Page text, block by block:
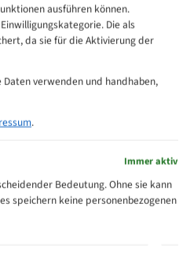
ausführen können.
Die als
da sie für die Aktivierung der
verwenden und handhaben,
.
Immer aktiv
Bedeutung. Ohne sie kann
speichern keine personenbezogenen